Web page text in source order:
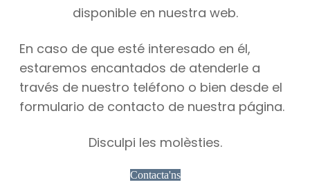
disponible en nuestra web.
En caso de que esté interesado en él,
estaremos encantados de atenderle a
través de nuestro teléfono o bien desde el
formulario de contacto de nuestra página.
Disculpi les molèsties.
Contacta'ns